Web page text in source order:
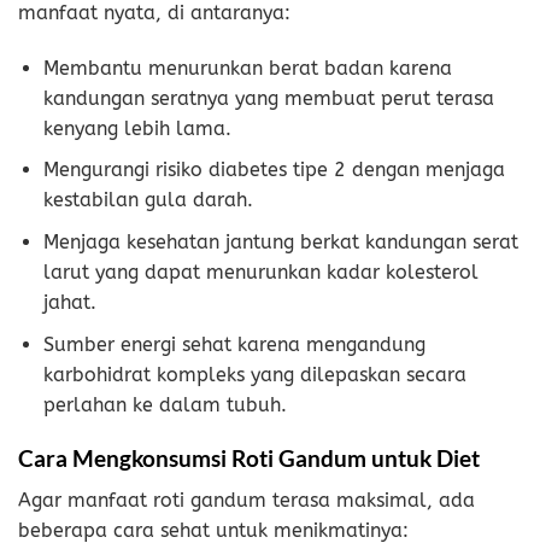
manfaat nyata, di antaranya:
Membantu menurunkan berat badan karena
kandungan seratnya yang membuat perut terasa
kenyang lebih lama.
Mengurangi risiko diabetes tipe 2 dengan menjaga
kestabilan gula darah.
Menjaga kesehatan jantung berkat kandungan serat
larut yang dapat menurunkan kadar kolesterol
jahat.
Sumber energi sehat karena mengandung
karbohidrat kompleks yang dilepaskan secara
perlahan ke dalam tubuh.
Cara Mengkonsumsi Roti Gandum untuk Diet
Agar manfaat roti gandum terasa maksimal, ada
beberapa cara sehat untuk menikmatinya: